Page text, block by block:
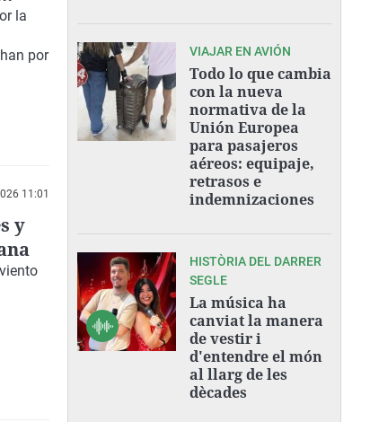
la
por
11:01
y
VIAJAR EN AVIÓN
Todo lo que cambia
con la nueva
normativa de la
Unión Europea
para pasajeros
aéreos: equipaje,
retrasos e
indemnizaciones
HISTÒRIA DEL DARRER
SEGLE
La música ha
canviat la manera
de vestir i
d'entendre el món
al llarg de les
dècades